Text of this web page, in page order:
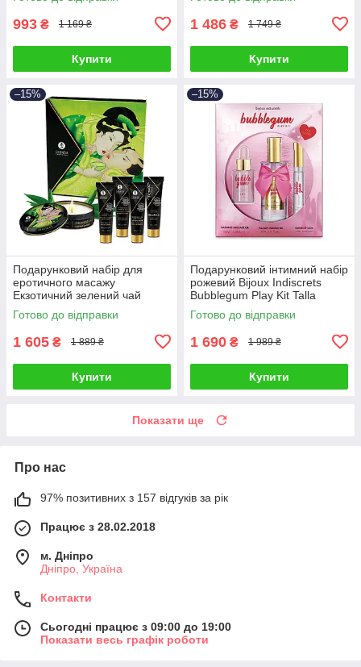
Pride Box 3 штуки по 30 мл
993 ₴ 1 169 ₴
Купити
1 486 ₴ 1 749 ₴
Купити
–15%
Подарунковий набір для
еротичного масажу
Екзотичний зелений чай
Shunga GEISHAS SECRETS
ORGANICA-Exotic Green Tea
Готово до відправки
1 605 ₴ 1 889 ₴
Купити
–15%
Подарунковий інтимний набір
рожевий Bijoux Indiscrets
Bubblegum Play Kit Talla
Готово до відправки
1 690 ₴ 1 989 ₴
Купити
Показати ще
Про нас
97% позитивних з 157 відгуків за рік
Працює з 28.02.2018
м. Дніпро
Дніпро, Україна
Контакти
Сьогодні працює з 09:00 до 19:00
Показати весь графік роботи